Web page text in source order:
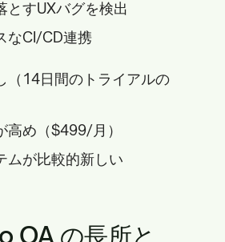
とすUXバグを検出
なCI/CD連携
（14日間のトライアルの
高め（$499/月）
ムが比較的新しい
QA の長所と